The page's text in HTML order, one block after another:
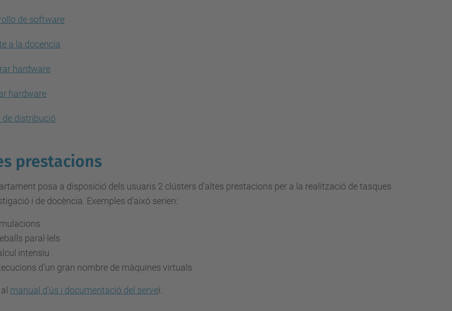
de software
a la docencia
hardware
hardware
de distribució
prestacions
posa a disposició dels usuaris 2 clústers d'altes prestacions per a la realització de tasques
i de docència. Exemples d'això serien:
paral·lels
intensiu
d'un gran nombre de màquines virtuals
manual d'ús i documentació del servei.